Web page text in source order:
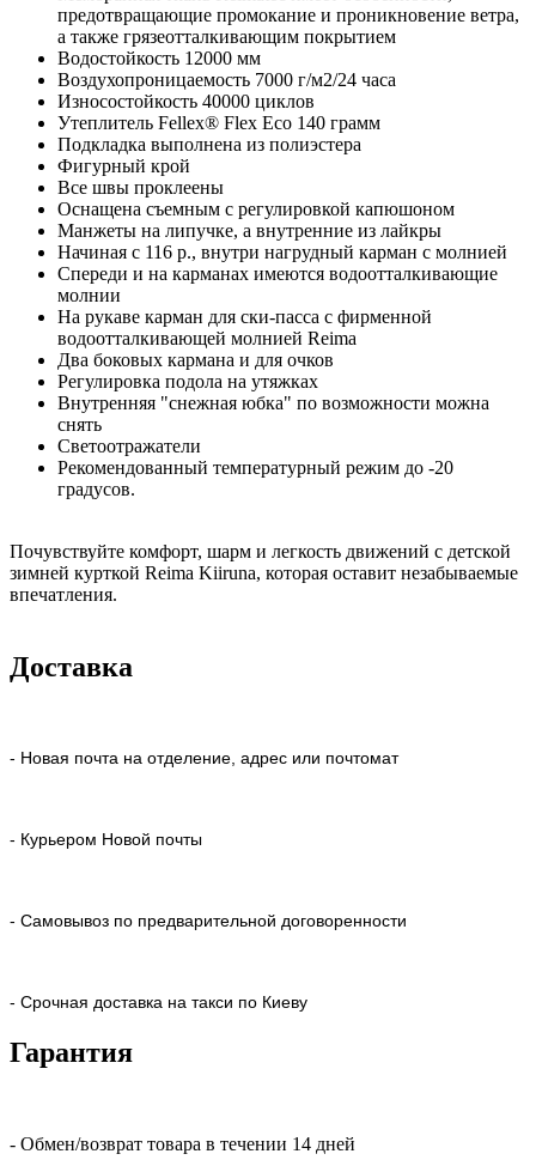
предотвращающие промокание и проникновение ветра,
а также грязеотталкивающим покрытием
Водостойкость 12000 мм
Воздухопроницаемость 7000 г/м2/24 часа
Износостойкость 40000 циклов
Утеплитель Fellex® Flex Eco 140 грамм
Подкладка выполнена из полиэстера
Фигурный крой
Все швы проклеены
Оснащена съемным с регулировкой капюшоном
Манжеты на липучке, а внутренние из лайкры
Начиная с 116 р., внутри нагрудный карман с молнией
Спереди и на карманах имеются водоотталкивающие
молнии
На рукаве карман для ски-пасса с фирменной
водоотталкивающей молнией Reima
Два боковых кармана и для очков
Регулировка подола на утяжках
Внутренняя "снежная юбка" по возможности можна
снять
Светоотражатели
Рекомендованный температурный режим до -20
градусов.
Почувствуйте комфорт, шарм и легкость движений с детской
зимней курткой Reima Kiiruna, которая оставит незабываемые
впечатления.
Доставка
- Новая почта на отделение, адрес или почтомат
- Курьером Новой почты
- Самовывоз по предварительной договоренности
- Срочная доставка на такси по Киеву
Гарантия
- Обмен/возврат товара в течении 14 дней